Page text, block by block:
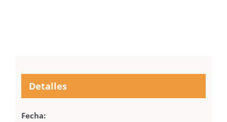
Detalles
Fecha: